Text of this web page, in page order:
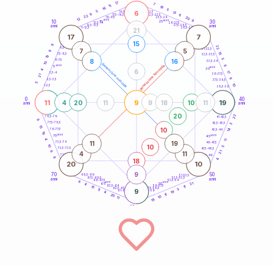
generazione maschile generazione femminile
0
anni
10
anni
30
anni
40
anni
50
anni
60
70
anni
1-2,5
2,5-3,5
3,5-4
6-7,5
7,5-8,5
8,5-9
11-12,5
12,5-13,5
13,5-14
16-17,5
17,5-18,5
18,5-19
21-22,5
22,5-23,5
23,5-24
26-27,5
27,5-28,5
28,5-29
31-32,5
32,5-33,5
33,5-34
36-37,5
37,5-38,5
38,5-39
41-42,5
42,5-43,5
43,5-44
46-47,5
47,5-48,5
48,5-49
51-52,5
52,5-53,5
53,5-54
56-57,5
57,5-58,5
58,5-59
61-62,5
62,5-63,5
63,5-64
66-67,5
67,5-68,5
68,5-69
71-72,5
72,5-73,5
73,5-74
76-77,5
77,5-78,5
78,5-79
5
21
4
10
19
9
8
12
22 9
5
16 11
17 7
19 5
13
6
20
9
22
15
5
8
17
9
10
22
3
14
11
5
21
4
21
11
3
19
11
10
19
11
20
4
11
15
4
6
8
6
10
4
19
15
8
11
6
19
9
9
17 7
20 10
18
10
10
20
10
4
21
11
9
20
15
9 18
11
6
7
8
5
16
4
11
11
19
5anni
15 anni 25anni
35anni
45anni
55anni
65anni
75anni